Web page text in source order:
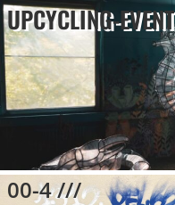
UPCYCLING-EVENT
00-4 ///